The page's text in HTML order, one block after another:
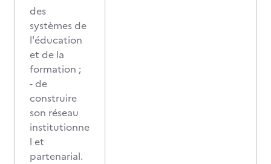
des
systèmes de
l'éducation
et de la
formation ;
- de
construire
son réseau
institutionne
l et
partenarial.